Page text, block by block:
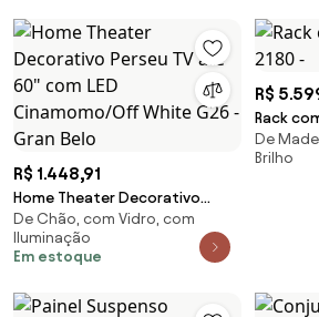
R$ 1.448,91
Home Theater Decorativo
Perseu TV até 60" com LED
Cinamomo/Off White G26 -
Gran Belo
De Chão, com Vidro, com
Iluminação
Em estoque
R$
Rack
De
Brilho